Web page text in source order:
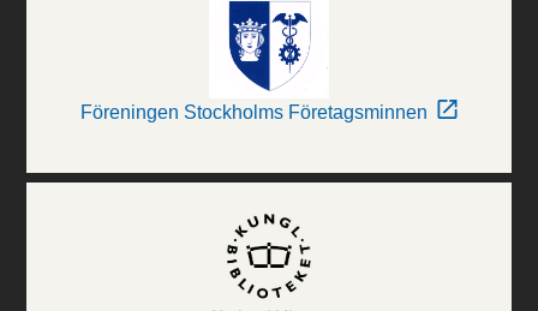
Föreningen Stockholms Företagsminnen